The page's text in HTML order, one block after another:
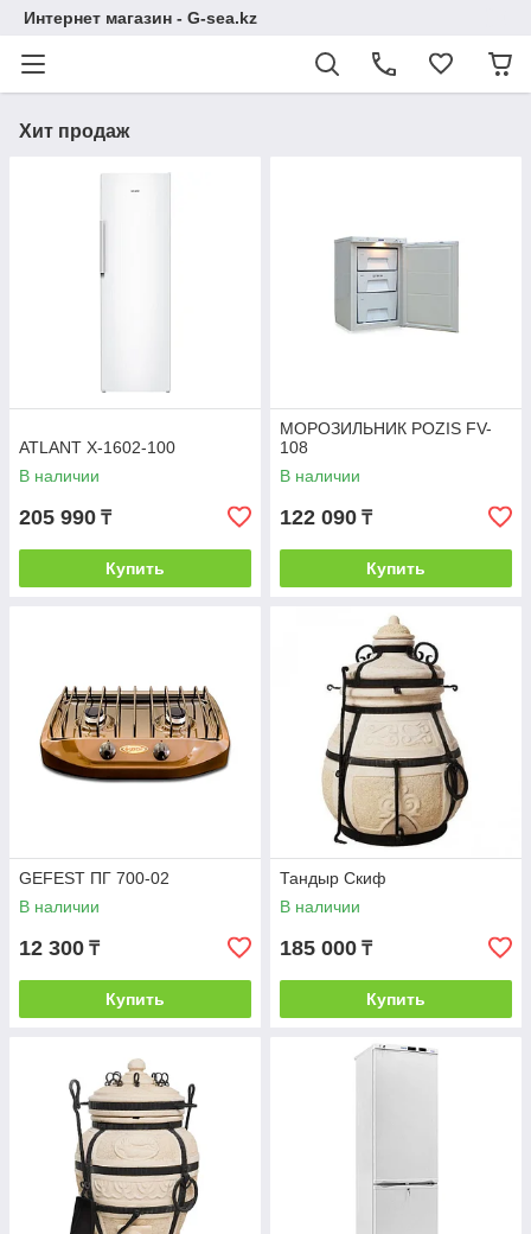
Интернет магазин - G-sea.kz
Хит продаж
ATLANT Х-1602-100
В наличии
205 990 ₸
Купить
МОРОЗИЛЬНИК POZIS FV-
108
В наличии
122 090 ₸
Купить
GEFEST ПГ 700-02
В наличии
12 300 ₸
Купить
Тандыр Скиф
В наличии
185 000 ₸
Купить